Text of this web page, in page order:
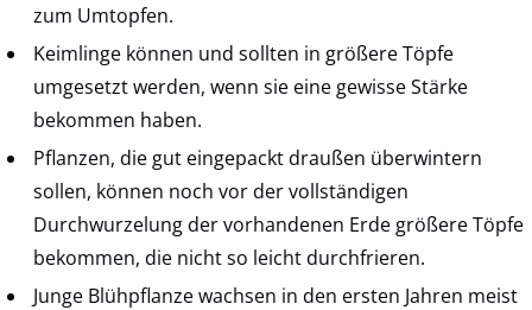
zum Umtopfen.
Keimlinge können und sollten in größere Töpfe
umgesetzt werden, wenn sie eine gewisse Stärke
bekommen haben.
Pflanzen, die gut eingepackt draußen überwintern
sollen, können noch vor der vollständigen
Durchwurzelung der vorhandenen Erde größere Töpfe
bekommen, die nicht so leicht durchfrieren.
Junge Blühpflanze wachsen in den ersten Jahren meist